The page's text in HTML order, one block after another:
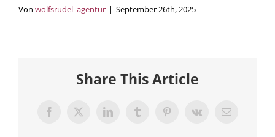
Von wolfsrudel_agentur | September 26th, 2025
Share This Article
Facebook
X LinkedInTumblrPinterestVk
E-